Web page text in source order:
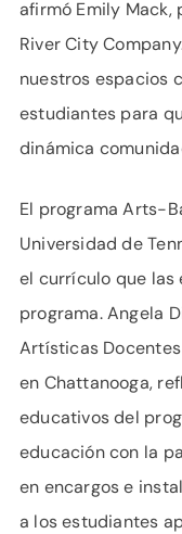
afirmó Emily
River City
nuestros espacios
estudiantes para
dinámica
El programa Arts-
Universidad de
el currículo que las
programa. Angela
Artísticas
en Chattanooga,
educativos del
educación con la
en encargos e
a los estudiantes